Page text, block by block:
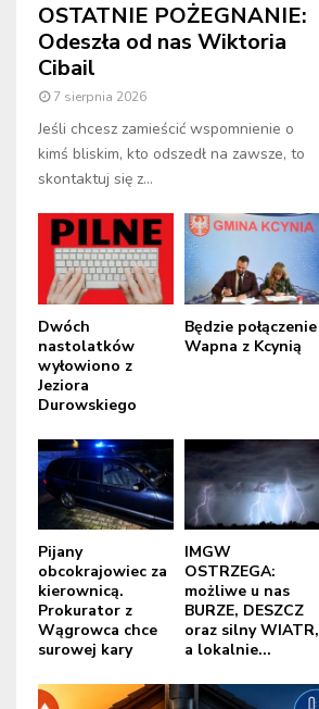
OSTATNIE POŻEGNANIE:
Odeszła od nas Wiktoria
Cibail
7 sierpnia 2026
Jeśli chcesz zamieścić wspomnienie o
kimś bliskim, kto odszedł na zawsze, to
skontaktuj się z...
Dwóch
nastolatków
wyłowiono z
Jeziora
Durowskiego
Będzie połączenie
Wapna z Kcynią
Pijany
obcokrajowiec za
kierownicą.
Prokurator z
Wągrowca chce
surowej kary
IMGW
OSTRZEGA:
możliwe u nas
BURZE, DESZCZ
oraz silny WIATR,
a lokalnie...